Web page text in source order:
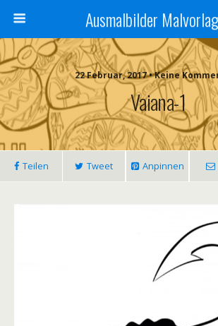
Ausmalbilder
22 Februar, 2017 • Keine
Vaiana-1
Teilen Tweet Anpinnen